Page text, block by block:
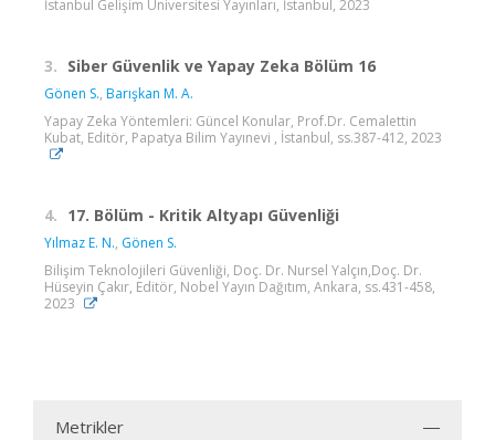
İstanbul Gelişim Üniversitesi Yayınları, İstanbul, 2023
3. Siber Güvenlik ve Yapay Zeka Bölüm 16
Gönen S., Barışkan M. A.
Yapay Zeka Yöntemleri: Güncel Konular, Prof.Dr. Cemalettin
Kubat, Editör, Papatya Bilim Yayınevi , İstanbul, ss.387-412, 2023
4. 17. Bölüm - Kritik Altyapı Güvenliği
Yılmaz E. N., Gönen S.
Bilişim Teknolojileri Güvenliği, Doç. Dr. Nursel Yalçın,Doç. Dr.
Hüseyin Çakır, Editör, Nobel Yayın Dağıtım, Ankara, ss.431-458,
2023
Metrikler